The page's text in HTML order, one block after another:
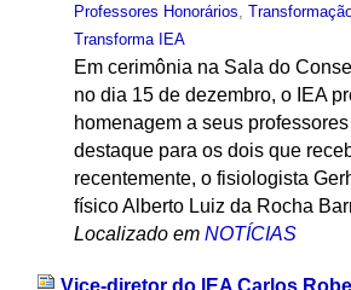
Professores Honorários
Transforma IEA
Em cerimônia na Sala do
no dia 15 de dezembro, o IEA
homenagem a seus
destaque para os dois que
recentemente, o fisiologista
físico Alberto Luiz da Rocha
Localizado em NOTÍCIAS
Vice-diretor do IEA Carlos